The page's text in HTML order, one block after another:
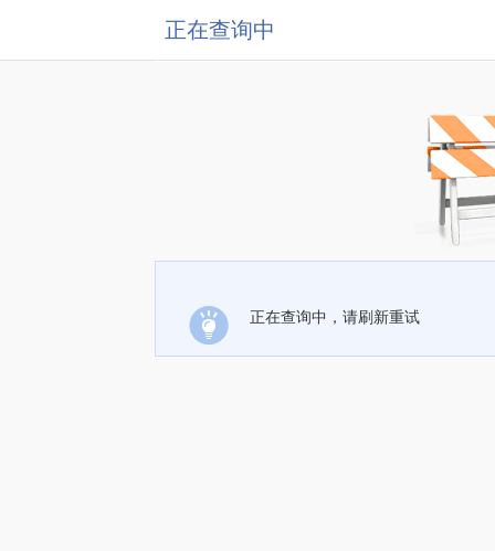
正在查询中
正在查询中，请刷新重试